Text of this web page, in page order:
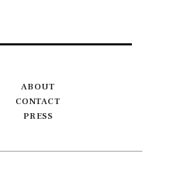
ABOUT
CONTACT
PRESS